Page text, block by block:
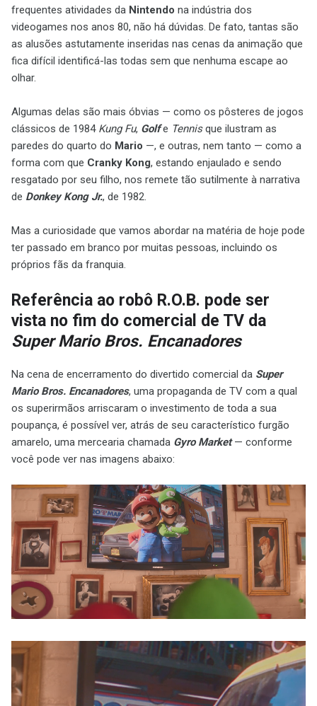
frequentes atividades da Nintendo na indústria dos
videogames nos anos 80, não há dúvidas. De fato, tantas são
as alusões astutamente inseridas nas cenas da animação que
fica difícil identificá-las todas sem que nenhuma escape ao
olhar.
Algumas delas são mais óbvias — como os pôsteres de jogos
clássicos de 1984 Kung Fu, Golfe Tennisque ilustram as
paredes do quarto do Mario —, e outras, nem tanto — como a
forma com que Cranky Kong, estando enjaulado e sendo
resgatado por seu filho, nos remete tão sutilmente à narrativa
de Donkey Kong Jr., de 1982.
Mas a curiosidade que vamos abordar na matéria de hoje pode
ter passado em branco por muitas pessoas, incluindo os
próprios fãs da franquia.
Referência ao robô R.O.B. pode ser
vista no fim do comercial de TV da
Super Mario Bros. Encanadores
Na cena de encerramento do divertido comercial da Super
Mario Bros. Encanadores, uma propaganda de TV com a qual
os superirmãos arriscaram o investimento de toda a sua
poupança, é possível ver, atrás de seu característico furgão
amarelo, uma mercearia chamada Gyro Market— conforme
você pode ver nas imagens abaixo: